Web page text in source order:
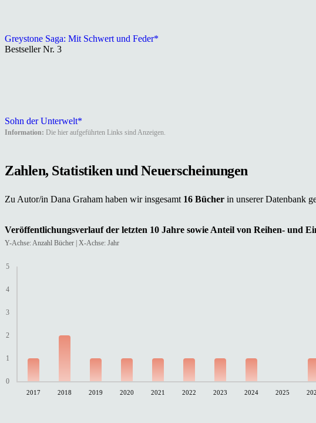
Greystone Saga: Mit Schwert und Feder*
Bestseller Nr. 3
Sohn der Unterwelt*
Information: Die hier aufgeführten Links sind Anzeigen.
Zahlen, Statistiken und Neuerscheinungen
Zu Autor/in Dana Graham haben wir insgesamt 16 Bücher in unserer Datenbank
Veröffentlichungsverlauf der letzten 10 Jahre sowie Anteil von Reihen- und
Y-Achse: Anzahl Bücher | X-Achse: Jahr
0
1
2
3
4
5
2017 2018 2019 2020 2021 2022 2023 2024 2025